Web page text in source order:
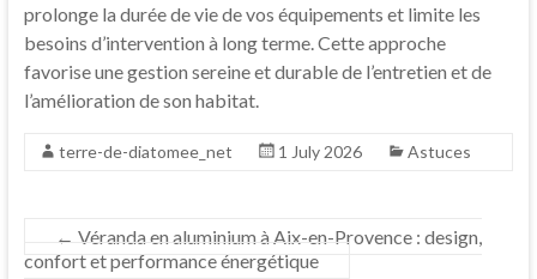
prolonge la durée de vie de vos équipements et limite les
besoins d’intervention à long terme. Cette approche
favorise une gestion sereine et durable de l’entretien et de
l’amélioration de son habitat.
terre-de-diatomee_net 1 July 2026 Astuces
← Véranda en aluminium à Aix-en-Provence : design,
confort et performance énergétique